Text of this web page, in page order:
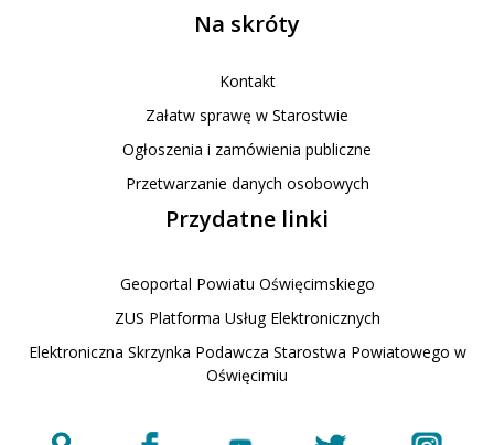
Na skróty
Kontakt
Załatw sprawę w Starostwie
Ogłoszenia i zamówienia publiczne
Przetwarzanie danych osobowych
Przydatne linki
Geoportal Powiatu Oświęcimskiego
ZUS Platforma Usług Elektronicznych
Elektroniczna Skrzynka Podawcza Starostwa Powiatowego w
Oświęcimiu